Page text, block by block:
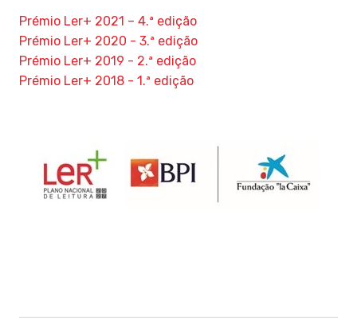
Prémio Ler+ 2021 – 4.ª edição
Prémio Ler+ 2020 - 3.ª edição
Prémio Ler+ 2019 - 2.ª edição
Prémio Ler+ 2018 - 1.ª edição